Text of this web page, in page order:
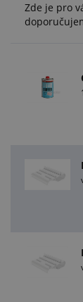
Zde je pro